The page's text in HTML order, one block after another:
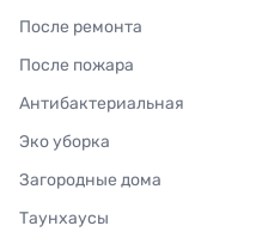
После ремонта
После пожара
Антибактериальная
Эко уборка
Загородные дома
Таунхаусы